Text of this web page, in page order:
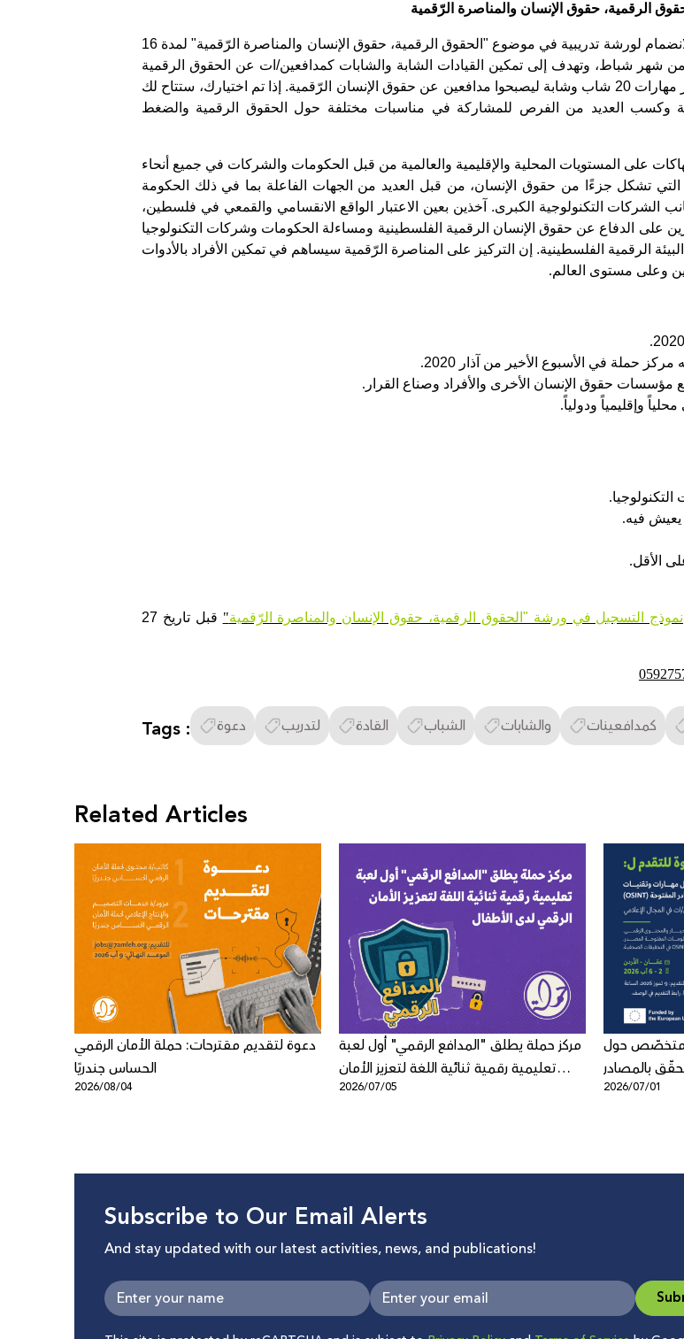
الرقمية، حقوق الإنسان والمناصرة الرّقمية
يدعوكم مركز حملة - المركز العربي لتطوير الإعلام الاجتماعي للانضمام لورشة تدريبية في موضوع "الحقوق الرقمية، حقوق الإنسان والمناصرة الرّقمية" لمدة 16
ساعة تدريبية، ستعقد في يومي الجمعة والسبت بتاريخ 14 و15 من شهر شباط، وتهدف إلى تمكين القيادات الشابة والشابات كمدافعين/ات عن الحقوق الرقمية
في فلسطين والعالم. حيث نسعى ومن خلال هذه الفرصة لتطوير مهارات 20 شاب وشابة ليصبحوا مدافعين عن حقوق الإنسان الرّقمية. إذا تم اختيارك، ستتاح لك
وكسب العديد من الفرص للمشاركة في مناسبات مختلفة حول الحقوق الرقمية والضغط
على المستويات المحلية والإقليمية والعالمية من قبل الحكومات والشركات في جميع أنحاء
تشكل جزءًا من حقوق الإنسان، من قبل العديد من الجهات الفاعلة بما في ذلك الحكومة
التكنولوجية الكبرى. آخذين بعين الاعتبار الواقع الانقسامي والقمعي في فلسطين،
على الدفاع عن حقوق الإنسان الرقمية الفلسطينية ومساءلة الحكومات وشركات التكنولوجيا
الرقمية الفلسطينية. إن التركيز على المناصرة الرّقمية سيساهم في تمكين الأفراد بالأدوات
وعلى مستوى العالم.
.
في الأسبوع الأخير من آذار 2020
.
مؤسسات حقوق الإنسان الأخرى والأفراد وصناع القرار .
وإقليمياً ودولياً.
التكنولوجيا.
يعيش فيه.
الأقل.
نموذج التسجيل في ورشة "الحقوق الرقمية، حقوق الإنسان والمناصرة الرّقمية"
قبل تاريخ 27
Tags : دعوة لتدريب القادة الشباب والشابات كمدافعينات
Related Articles
دعوة لتقديم مقترحات: حملة الأمان الرقمي
الحساس جندريًا
2026/08/04
مركز حملة يطلق "المدافع الرقمي" أول لعبة
تعليمية رقمية ثنائية اللغة لتعزيز الأمان
الرقمي لدى الأطفال
2026/07/05
متخصّص حول
بالمصادر
المفتوحة
2026/07/01
Subscribe to Our Email Alerts
And stay updated with our latest activities, news, and publications!